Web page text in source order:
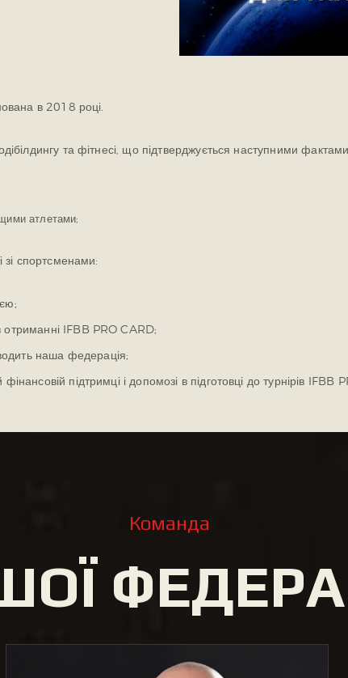
в 2018 році.
та фітнесі, що підтверджується наступними
атлетами;
зі спортсменами:
отриманні IFBB PRO CARD;
наша федерація;
підтримці і допомозі в підготовці до турнірів IFBB
Команда